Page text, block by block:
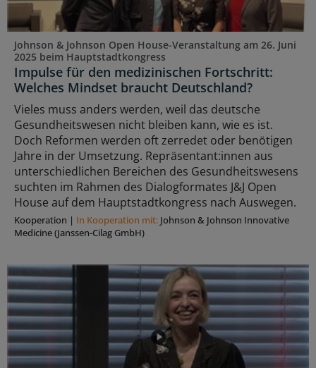
Johnson & Johnson Open House-Veranstaltung am 26. Juni
2025 beim Hauptstadtkongress
Impulse für den medizinischen Fortschritt:
Welches Mindset braucht Deutschland?
Vieles muss anders werden, weil das deutsche
Gesundheitswesen nicht bleiben kann, wie es ist.
Doch Reformen werden oft zerredet oder benötigen
Jahre in der Umsetzung. Repräsentant:innen aus
unterschiedlichen Bereichen des Gesundheitswesens
suchten im Rahmen des Dialogformates J&J Open
House auf dem Hauptstadtkongress nach Auswegen.
Kooperation | In Kooperation mit: Johnson & Johnson Innovative
Medicine (Janssen-Cilag GmbH)